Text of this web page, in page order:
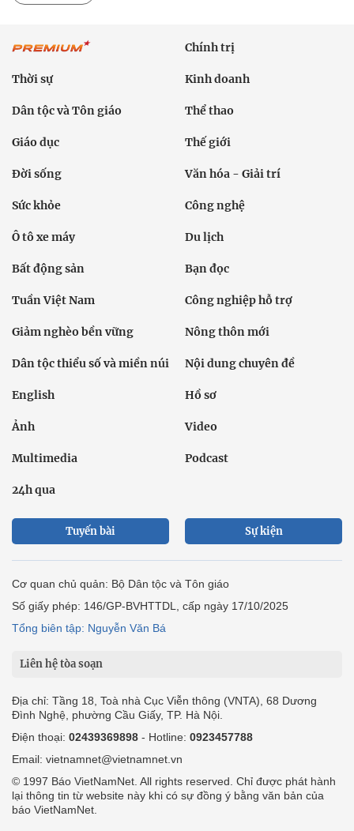
Chính trị
Thời sự Kinh doanh
Dân tộc và Tôn giáo Thể thao
Giáo dục Thế giới
Đời sống Văn hóa - Giải trí
Sức khỏe Công nghệ
Ô tô xe máy Du lịch
Bất động sản Bạn đọc
Tuần Việt Nam Công nghiệp hỗ trợ
Giảm nghèo bền vững Nông thôn mới
Dân tộc thiểu số và miền núi Nội dung chuyên đề
English Hồ sơ
Ảnh Video
Multimedia Podcast
24h qua
Tuyến bài Sự kiện
Cơ quan chủ quản: Bộ Dân tộc và Tôn giáo
Số giấy phép: 146/GP-BVHTTDL, cấp ngày 17/10/2025
Tổng biên tập: Nguyễn Văn Bá
Liên hệ tòa soạn
Địa chỉ: Tầng 18, Toà nhà Cục Viễn thông (VNTA), 68 Dương
Đình Nghệ, phường Cầu Giấy, TP. Hà Nội.
Điện thoại: 02439369898 - Hotline: 0923457788
Email: vietnamnet@vietnamnet.vn
© 1997 Báo VietNamNet. All rights reserved. Chỉ được phát hành
lại thông tin từ website này khi có sự đồng ý bằng văn bản của
báo VietNamNet.